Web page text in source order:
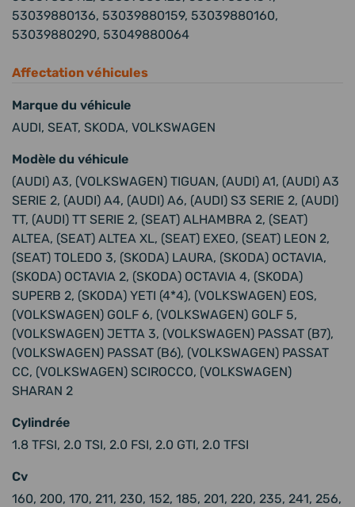
53039880136, 53039880159, 53039880160,
53039880290, 53049880064
Affectation véhicules
Marque du véhicule
AUDI, SEAT, SKODA, VOLKSWAGEN
Modèle du véhicule
(AUDI) A3, (VOLKSWAGEN) TIGUAN, (AUDI) A1, (AUDI) A3
SERIE 2, (AUDI) A4, (AUDI) A6, (AUDI) S3 SERIE 2, (AUDI)
TT, (AUDI) TT SERIE 2, (SEAT) ALHAMBRA 2, (SEAT)
ALTEA, (SEAT) ALTEA XL, (SEAT) EXEO, (SEAT) LEON 2,
(SEAT) TOLEDO 3, (SKODA) LAURA, (SKODA) OCTAVIA,
(SKODA) OCTAVIA 2, (SKODA) OCTAVIA 4, (SKODA)
SUPERB 2, (SKODA) YETI (4*4), (VOLKSWAGEN) EOS,
(VOLKSWAGEN) GOLF 6, (VOLKSWAGEN) GOLF 5,
(VOLKSWAGEN) JETTA 3, (VOLKSWAGEN) PASSAT (B7),
(VOLKSWAGEN) PASSAT (B6), (VOLKSWAGEN) PASSAT
CC, (VOLKSWAGEN) SCIROCCO, (VOLKSWAGEN)
SHARAN 2
Cylindrée
1.8 TFSI, 2.0 TSI, 2.0 FSI, 2.0 GTI, 2.0 TFSI
Cv
160, 200, 170, 211, 230, 152, 185, 201, 220, 235, 241, 256,